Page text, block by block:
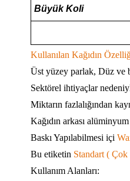
Büyük Koli
Kullanılan Kağıdın
Üst yüzey parlak, Düz ve
Sektörel ihtiyaçlar
Miktarın fazlalığından
Kağıdın arkası
Baskı Yapılabilmesi içi
Bu etiketin Standart ( Çok
Kullanım Alanları: